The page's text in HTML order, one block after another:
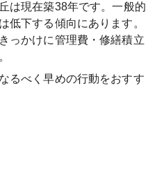
は現在築38年です。一般的
低下する傾向にあります。
っかけに管理費・修繕積立
るべく早めの行動をおすす